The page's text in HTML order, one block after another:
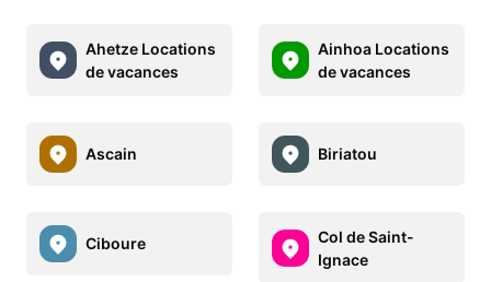
Ahetze Locations
de vacances
Ainhoa Locations
de vacances
Ascain Biriatou
Ciboure
Col de Saint-
Ignace